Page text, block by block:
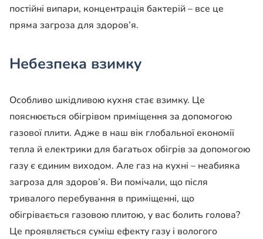
постійні випари, концентрація бактерій – все це
пряма загроза для здоров’я.
Небезпека взимку
Особливо шкідливою кухня стає взимку. Це
пояснюється обігрівом приміщення за допомогою
газової плити. Адже в наш вік глобальної економії
тепла й електрики для багатьох обігрів за допомогою
газу є єдиним виходом. Але газ на кухні – неабияка
загроза для здоров’я. Ви помічали, що після
тривалого перебування в приміщенні, що
обігрівається газовою плитою, у вас болить голова?
Це проявляється суміш ефекту газу і вологого